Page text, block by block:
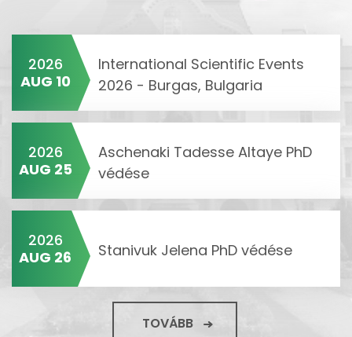
2026
AUG 10
International Scientific Events
2026 - Burgas, Bulgaria
2026
AUG 25
Aschenaki Tadesse Altaye PhD
védése
2026
AUG 26
Stanivuk Jelena PhD védése
TOVÁBB